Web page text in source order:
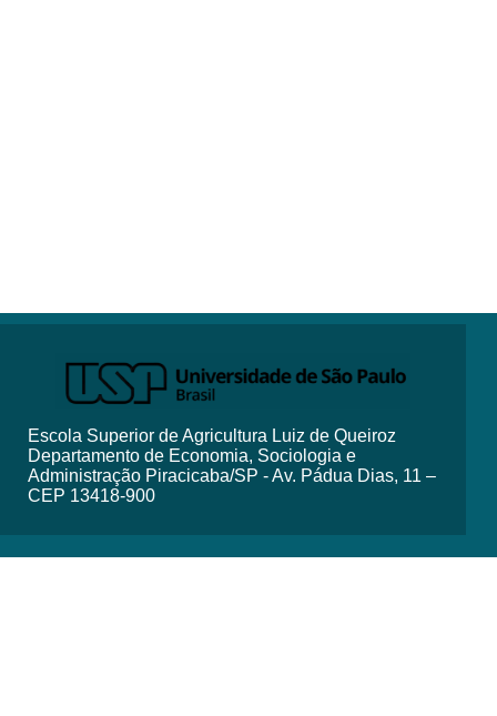
Escola Superior de Agricultura Luiz de Queiroz
Departamento de Economia, Sociologia e
Administração Piracicaba/SP - Av. Pádua Dias, 11 –
CEP 13418-900